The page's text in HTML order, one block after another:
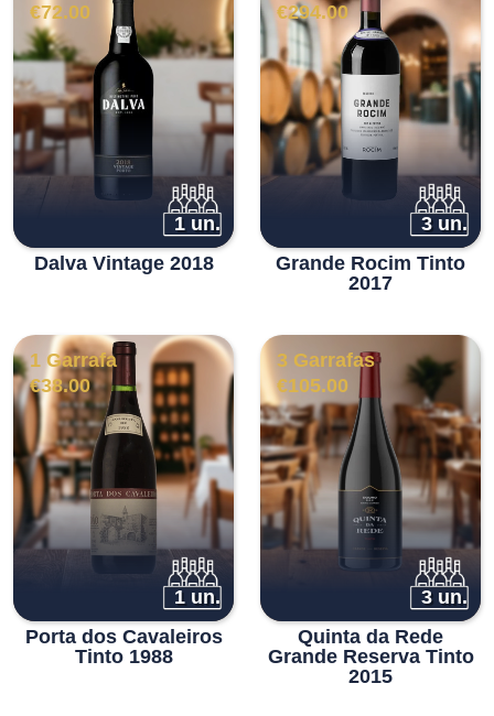
€72.00
1 un.
Dalva Vintage 2018
€294.00
3 un.
Grande Rocim Tinto
2017
1 Garrafa
€38.00
1 un.
Porta dos Cavaleiros
Tinto 1988
3 Garrafas
€105.00
3 un.
Quinta da Rede
Grande Reserva Tinto
2015